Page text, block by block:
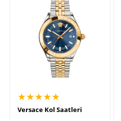
★★★★★
Versace Kol Saatleri